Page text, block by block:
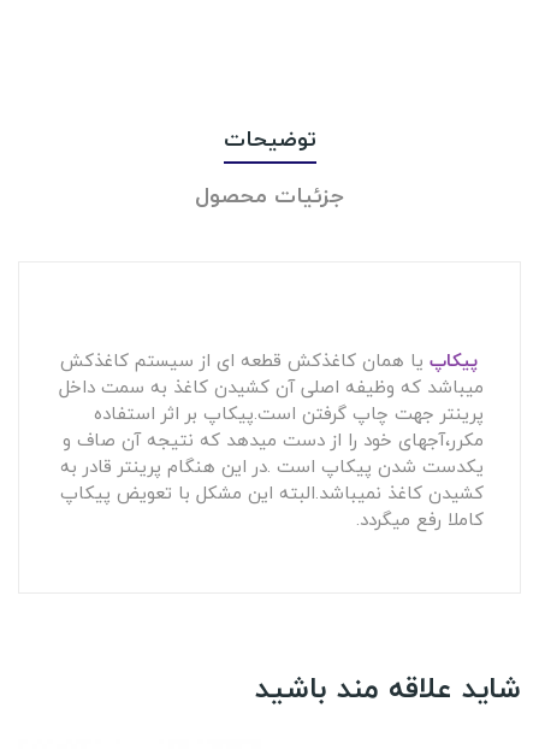
توضیحات
جزئیات محصول
پیکاپ یا همان کاغذکش قطعه ای از سیستم کاغذکش
میباشد که وظیفه اصلی آن کشیدن کاغذ به سمت داخل
پرینتر جهت چاپ گرفتن است.پیکاپ بر اثر استفاده
مکرر،آجهای خود را از دست میدهد که نتیجه آن صاف و
یکدست شدن پیکاپ است .در این هنگام پرینتر قادر به
کشیدن کاغذ نمیباشد.البته این مشکل با تعویض پیکاپ
کاملا رفع میگردد.
شاید علاقه مند باشید